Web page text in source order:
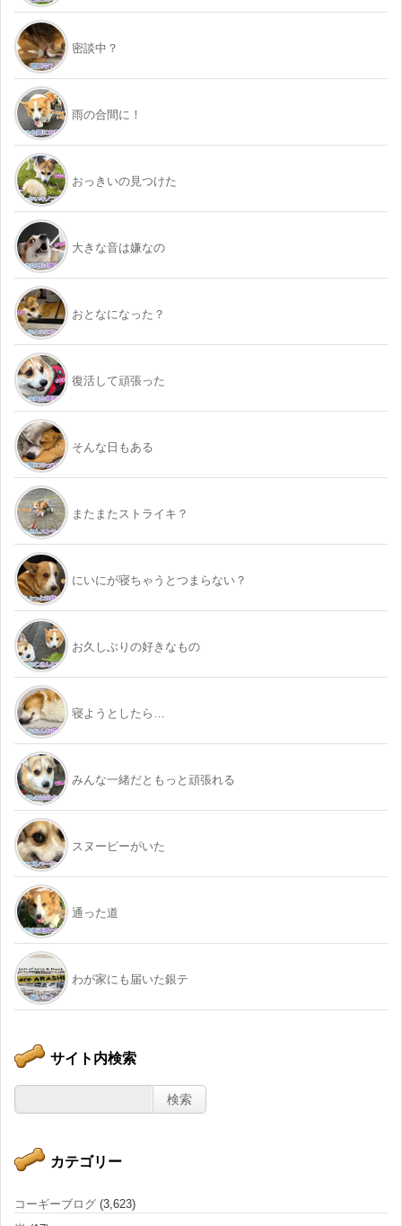
密談中？
雨の合間に！
おっきいの見つけた
大きな音は嫌なの
おとなになった？
復活して頑張った
そんな日もある
またまたストライキ？
にいにが寝ちゃうとつまらない？
お久しぶりの好きなもの
寝ようとしたら…
みんな一緒だともっと頑張れる
スヌーピーがいた
通った道
わが家にも届いた銀テ
サイト内検索
カテゴリー
コーギーブログ (3,623)